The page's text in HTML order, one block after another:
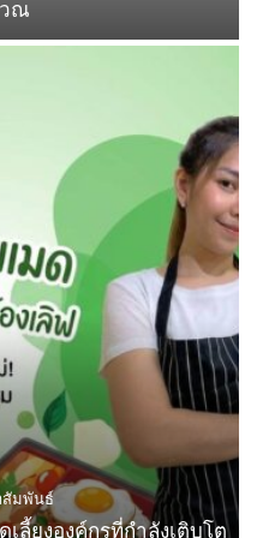
ณ
สัมพันธ์
ลี้ยงองค์กรที่กำลังเติบโต